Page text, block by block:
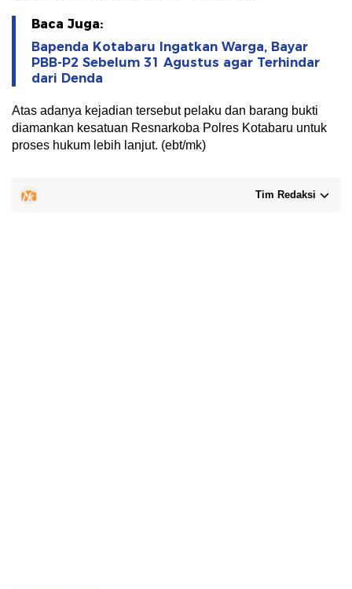
Baca Juga:
Bapenda Kotabaru Ingatkan Warga, Bayar
PBB-P2 Sebelum 31 Agustus agar Terhindar
dari Denda
Atas adanya kejadian tersebut pelaku dan barang bukti
diamankan kesatuan Resnarkoba Polres Kotabaru untuk
proses hukum lebih lanjut. (ebt/mk)
Tim Redaksi